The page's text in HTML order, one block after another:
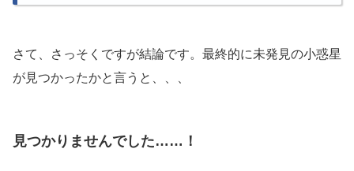
さて、さっそくですが結論です。最終的に未発見の小惑星
が見つかったかと言うと、、、
見つかりませんでした……！